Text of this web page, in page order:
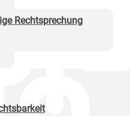
Rechtsprechung